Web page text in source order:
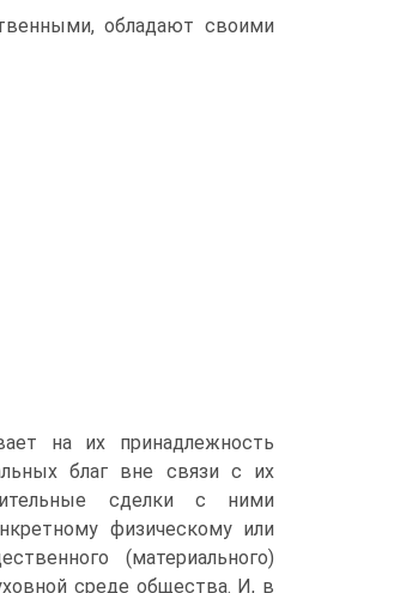
обладают своими
на их принадлежность
благ вне связи с их
сделки с ними
физическому или
(материального)
среде общества. И, в